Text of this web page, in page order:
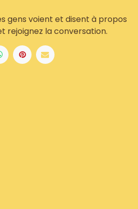
gens voient et disent à propos
rejoignez la conversation.